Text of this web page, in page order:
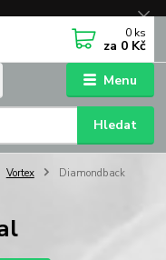
Menu
Hledat
0 ks
za 0 Kč
Vortex
Diamondback